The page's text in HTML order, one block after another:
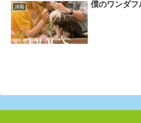
洋画 僕のワンダフ